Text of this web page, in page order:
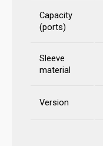
Capacity
(ports)
Sleeve
material
Version